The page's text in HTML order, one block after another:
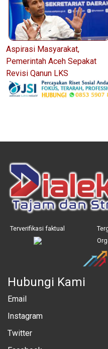
Aspirasi Masyarakat,
Pemerintah Aceh Sepakat
Revisi Qanun LKS
Terverifikasi faktual
Hubungi Kami
Email
Instagram
Twitter